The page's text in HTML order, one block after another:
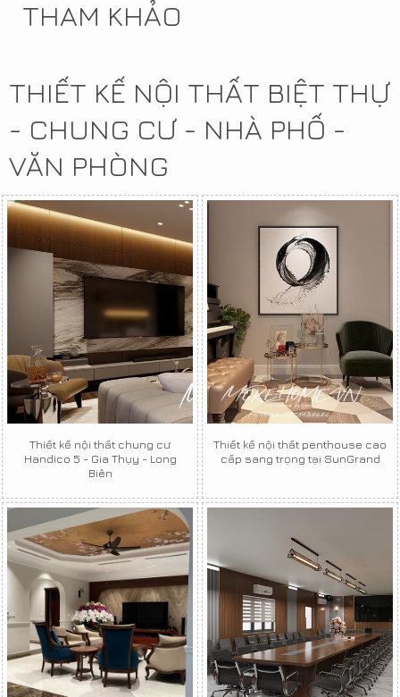
THAM KHẢO
THIẾT KẾ NỘI THẤT BIỆT THỰ
- CHUNG CƯ - NHÀ PHỐ -
VĂN PHÒNG
Thiết kế nội thất chung cư
Handico 5 - Gia Thụy - Long
Biên
Thiết kế nội thất penthouse cao
cấp sang trọng tại SunGrand